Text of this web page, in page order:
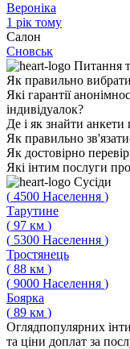
Вероніка
1 рік тому
Салон
Сновськ
Питання
Як правильно
Які гарантії
індивідуалок?
Де і як знайти анкети
Як правильно
Як достовірно
Які інтим послуги
Сусіди
( 4500 Населення )
Тарутине
( 97 км )
( 5300 Населення )
Тростянець
( 88 км )
( 9000 Населення )
Боярка
( 89 км )
Оглядпопулярних
та ціни доплат за